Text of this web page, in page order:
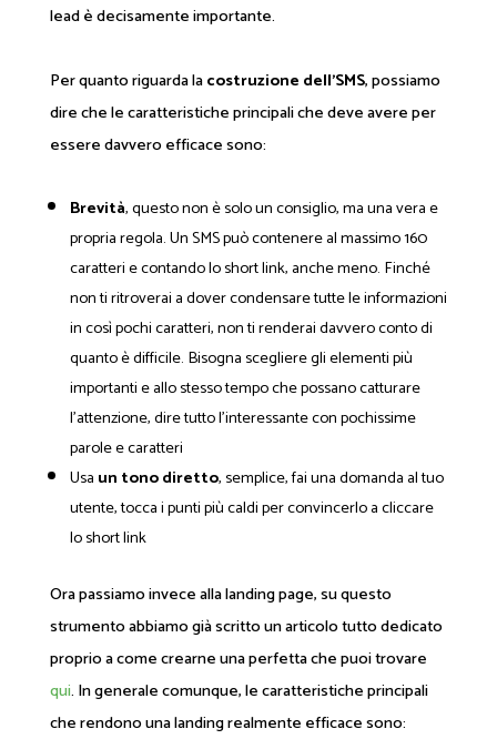
lead è decisamente importante.
Per quanto riguarda lacostruzione dell’SMS, possiamo
dire che le caratteristiche principali che deve avere per
essere davvero efficace sono:
Brevità, questo non è solo un consiglio, ma una vera e
propria regola. Un SMS può contenere al massimo 160
caratteri e contando lo short link, anche meno. Finché
non ti ritroverai a dover condensare tutte le informazioni
in così pochi caratteri, non ti renderai davvero conto di
quanto è difficile. Bisogna scegliere gli elementi più
importanti e allo stesso tempo che possano catturare
l’attenzione, dire tutto l’interessante con pochissime
parole e caratteri
Usa un tono diretto, semplice, fai una domanda al tuo
utente, tocca i punti più caldi per convincerlo a cliccare
lo short link
Ora passiamo invece alla landing page, su questo
strumento abbiamo già scritto un articolo tutto dedicato
proprio a come crearne una perfetta che puoi trovare
qui. In generale comunque, le caratteristiche principali
che rendono una landing realmente efficace sono: